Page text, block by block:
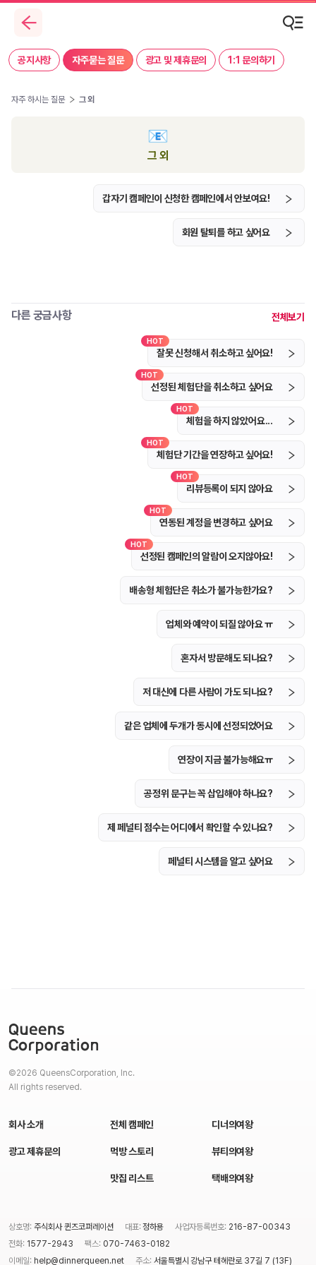
공지사항 자주묻는 질문 광고 및 제휴문의 1:1 문의하기
자주 하시는 질문 그 외
그 외
갑자기 캠페인이 신청한 캠페인에서 안보여요!
회원 탈퇴를 하고 싶어요
다른 궁금사항 전체보기
잘못 신청해서 취소하고 싶어요!
선정된 체험단을 취소하고 싶어요
체험을 하지 않았어요...
체험단 기간을 연장하고 싶어요!
리뷰등록이 되지 않아요
연동된 계정을 변경하고 싶어요
선정된 캠페인의 알람이 오지않아요!
배송형 체험단은 취소가 불가능한가요?
업체와 예약이 되질 않아요 ㅠ
혼자서 방문해도 되나요?
저 대신에 다른 사람이 가도 되나요?
같은 업체에 두개가 동시에 선정되었어요
연장이 지금 불가능해요ㅠ
공정위 문구는 꼭 삽입해야 하나요?
제 페널티 점수는 어디에서 확인할 수 있나요?
페널티 시스템을 알고 싶어요
©2026 QueensCorporation, Inc.
All rights reserved.
회사 소개
광고 제휴문의
전체 캠페인
먹방 스토리
맛집 리스트
디너의여왕
뷰티의여왕
택배의여왕
상호명: 주식회사 퀸즈코퍼레이션 대표:정하용 사업자등록번호: 216-87-00343
전화: 1577-2943 팩스: 070-7463-0182
이메일: help@dinnerqueen.net 주소: 서울특별시 강남구 테헤란로 37길 7 (13F)